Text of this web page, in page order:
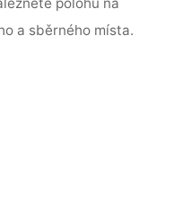
polohu na
a sběrného místa.